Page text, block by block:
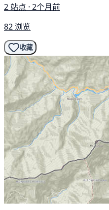
2 站点 · 2个月前
82 浏览
收藏